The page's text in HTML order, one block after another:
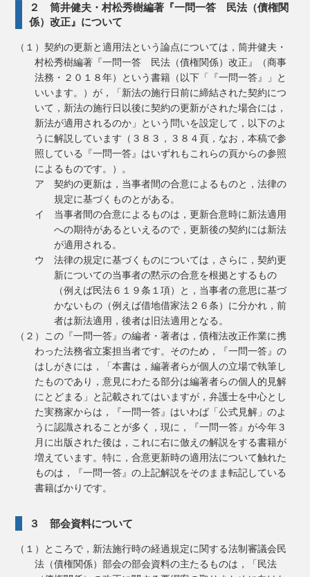
２ 筒井健夫・村松秀樹編著『一問一答 民法（債権関
係）改正』について
（１）契約の更新と適用法という論点については，筒井健夫・
村松秀樹編著『一問一答 民法（債権関係）改正』（商事
法務・２０１８年）という書籍（以下「『一問一答』」と
いいます。）が，「新法の施行日前に締結された契約につ
いて，新法の施行日以後に契約の更新がされた場合には，
新法が適用されるのか」という問いを設定して，以下のよ
うに解説しています（３８３，３８４頁，なお，本稿で参
照している『一問一答』はいずれもこれらの頁からの参照
によるものです。）。
ア 契約の更新は，当事者間の合意によるものと，法律の
規定に基づくものとがある。
イ 当事者間の合意によるものは，更新合意時に新法適用
への期待があるといえるので，更新後の契約には新法
が適用される。
ウ 法律の規定に基づくものについては，さらに，契約更
新についての当事者の黙示の合意を根拠とするもの
（例えば民法６１９条１項）と，当事者の意思に基づ
かないもの（例えば借地借家法２６条）に分かれ，前
者は新法適用，後者は旧法適用となる。
（２）この『一問一答』の編者・著者は，債権法改正作業に携
わった法務省立案担当者です。そのため，『一問一答』の
はしがきには，「本書は，編著者らが個人の立場で執筆し
たものであり，意見にわたる部分は編著者らの個人的見解
にとどまる」と記載されてはいますが，弁護士を中心とし
た実務家からは，『一問一答』はいわば「公式見解」のよ
うに認識されることが多く，現に，『一問一答』が今年３
月に出版された後は，これに右に倣えの解説をする書籍が
増えています。特に，合意更新時の適用法について触れた
ものは，『一問一答』の上記解説をそのまま転記している
書籍ばかりです。
３ 部会資料について
（１）ところで，新法施行時の経過規定に関する法制審議会民
法（債権関係）部会の部会資料の主たるものは，「民法